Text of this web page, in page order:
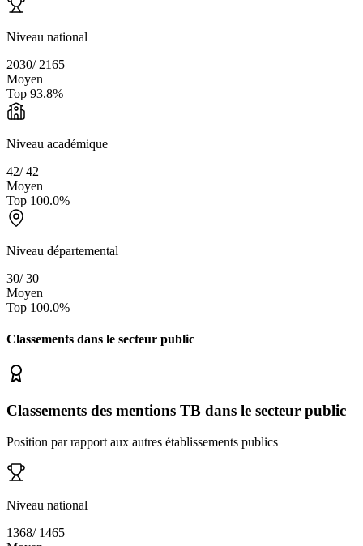
Niveau national
2030/ 2165
Moyen
Top 93.8%
Niveau académique
42/42
Moyen
Top 100.0%
Niveau départemental
30/30
Moyen
Top 100.0%
Classements dans le secteur public
Classements des mentions TB dans le secteur public
Position par rapport aux autres établissements publics
Niveau national
1368/ 1465